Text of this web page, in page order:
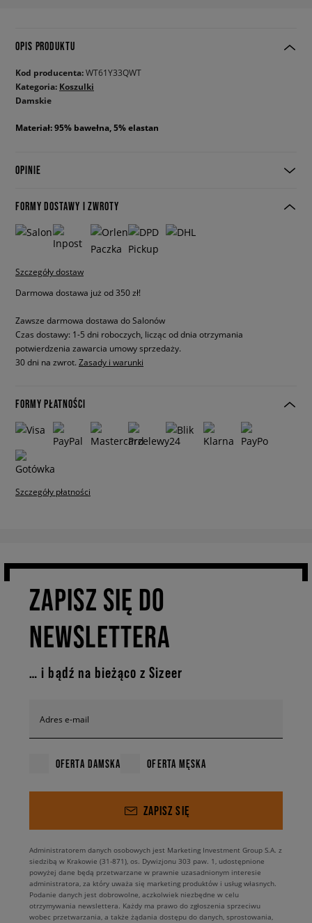
OPIS PRODUKTU
Kod producenta:WT61Y33QWT
Kategoria: Koszulki
Damskie
Materiał: 95% bawełna, 5% elastan
OPINIE
FORMY DOSTAWY I ZWROTY
Szczegóły dostaw
Darmowa dostawa już od 350 zł!
Zawsze darmowa dostawa do Salonów
Czas dostawy: 1-5 dni roboczych, licząc od dnia otrzymania
potwierdzenia zawarcia umowy sprzedaży.
30 dni na zwrot. Zasady i warunki
FORMY PŁATNOŚCI
Szczegóły płatności
ZAPISZ SIĘ DO
NEWSLETTERA
… i bądź na bieżąco z Sizeer
Adres e-mail
OFERTA DAMSKA OFERTA MĘSKA
ZAPISZ SIĘ
Administratorem danych osobowych jest Marketing Investment Group S.A. z
siedzibą w Krakowie (31-871), os. Dywizjonu 303 paw. 1, udostępnione
powyżej dane będą przetwarzane w prawnie uzasadnionym interesie
administratora, za który uważa się marketing produktów i usług własnych.
Podanie danych jest dobrowolne, aczkolwiek niezbędne w celu
otrzymywania newslettera. Każdy ma prawo do zgłoszenia sprzeciwu
wobec przetwarzania, a także żądania dostępu do danych, sprostowania,